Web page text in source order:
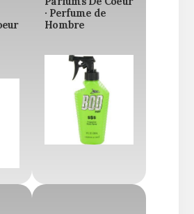
· Perfume de
Hombre